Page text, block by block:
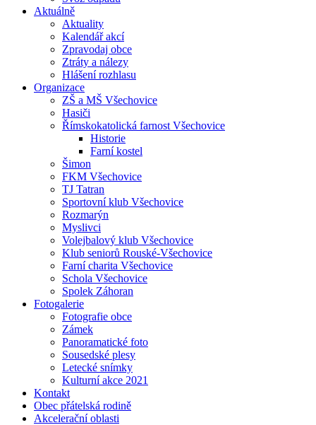
Aktuálně
Aktuality
Kalendář akcí
Zpravodaj obce
Ztráty a nálezy
Hlášení rozhlasu
Organizace
ZŠ a MŠ Všechovice
Hasiči
Římskokatolická farnost Všechovice
Historie
Farní kostel
Šimon
FKM Všechovice
TJ Tatran
Sportovní klub Všechovice
Rozmarýn
Myslivci
Volejbalový klub Všechovice
Klub seniorů Rouské-Všechovice
Farní charita Všechovice
Schola Všechovice
Spolek Záhoran
Fotogalerie
Fotografie obce
Zámek
Panoramatické foto
Sousedské plesy
Letecké snímky
Kulturní akce 2021
Kontakt
Obec přátelská rodině
Akcelerační oblasti